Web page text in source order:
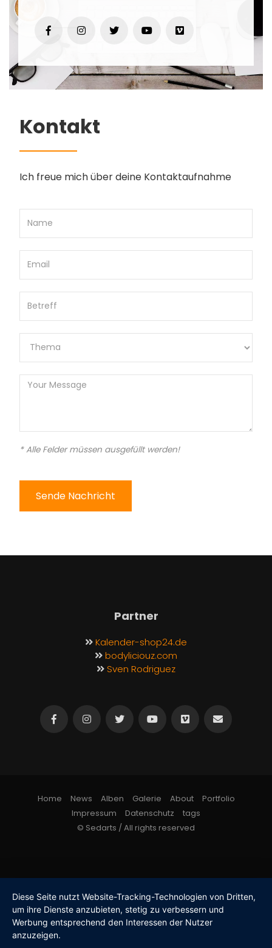
Kontakt
Ich freue mich über deine Kontaktaufnahme
* Alle Felder müssen ausgefüllt werden!
Sende Nachricht
Partner
Kalender-shop24.de
bodyliciouz.com
Sven Rodriguez
Home News Alben Galerie About
Portfolio
Impressum
Datenschutz
tags
© Sedarts / All rights reserved
Diese Seite nutzt Website-Tracking-Technologien von Dritten,
um ihre Dienste anzubieten, stetig zu verbessern und
Werbung entsprechend den Interessen der Nutzer
anzuzeigen.